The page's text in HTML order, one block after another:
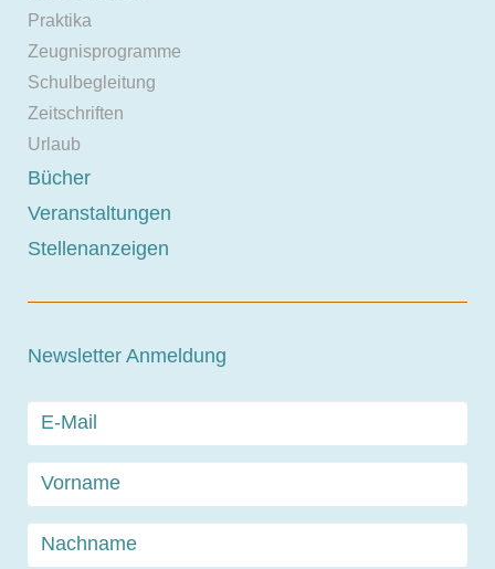
Praktika
Zeugnisprogramme
Schulbegleitung
Zeitschriften
Urlaub
Bücher
Veranstaltungen
Stellenanzeigen
Newsletter Anmeldung